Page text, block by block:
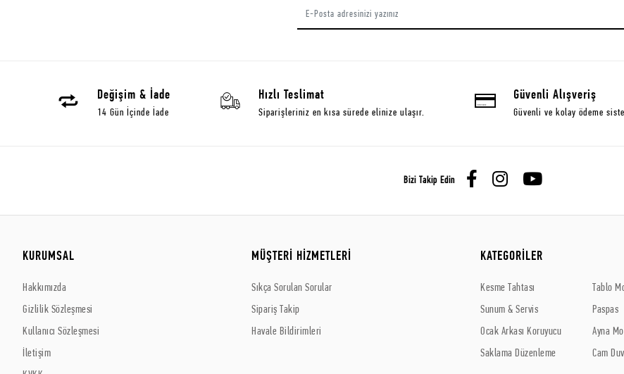
Değişim & İade
14 Gün İçinde İade
Hızlı Teslimat
Siparişleriniz en kısa sürede elinize ulaşır.
Güvenli Alışveriş
Güvenli ve kolay ödeme
Bizi Takip Edin
KURUMSAL
Hakkımızda
Gizlilik Sözleşmesi
Kullanıcı Sözleşmesi
İletişim
MÜŞTERİ HİZMETLERİ
Sıkça Sorulan Sorular
Sipariş Takip
Havale Bildirimleri
KATEGORİLER
Kesme Tahtası
Sunum & Servis
Ocak Arkası Koruyucu
Saklama Düzenleme
Tablo
Paspas
Ayna
Cam